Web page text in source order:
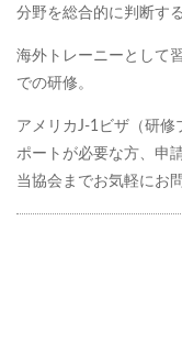
分野を総合的に判断す
海外トレーニーとして
での研修。
アメリカJ-1ビザ（研
ポートが必要な方、申
当協会までお気軽にお